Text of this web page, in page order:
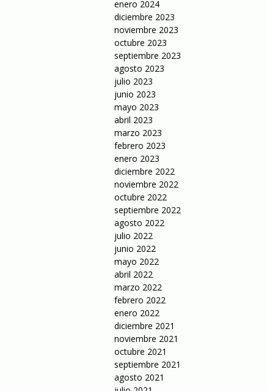
enero 2024
diciembre 2023
noviembre 2023
octubre 2023
septiembre 2023
agosto 2023
julio 2023
junio 2023
mayo 2023
abril 2023
marzo 2023
febrero 2023
enero 2023
diciembre 2022
noviembre 2022
octubre 2022
septiembre 2022
agosto 2022
julio 2022
junio 2022
mayo 2022
abril 2022
marzo 2022
febrero 2022
enero 2022
diciembre 2021
noviembre 2021
octubre 2021
septiembre 2021
agosto 2021